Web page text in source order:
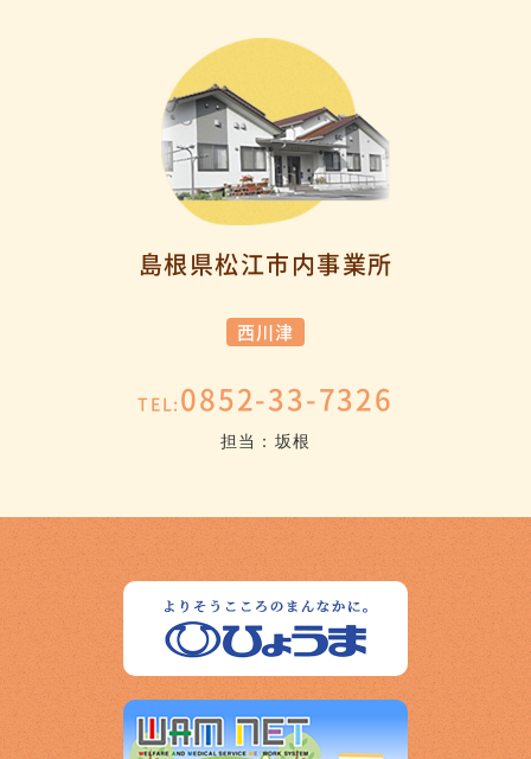
島根県松江市内事業所
西川津
TEL: 0852-33-7326
担当：坂根